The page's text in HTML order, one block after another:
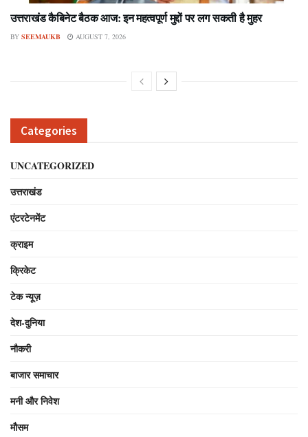
उत्तराखंड कैबिनेट बैठक आज: इन महत्वपूर्ण मुद्दों पर लग सकती है मुहर
BY SEEMAUKB AUGUST 7, 2026
Categories
UNCATEGORIZED
उत्तराखंड
एंटरटेनमेंट
क्राइम
क्रिकेट
टेक न्यूज़
देश-दुनिया
नौकरी
बाजार समाचार
मनी और निवेश
मौसम